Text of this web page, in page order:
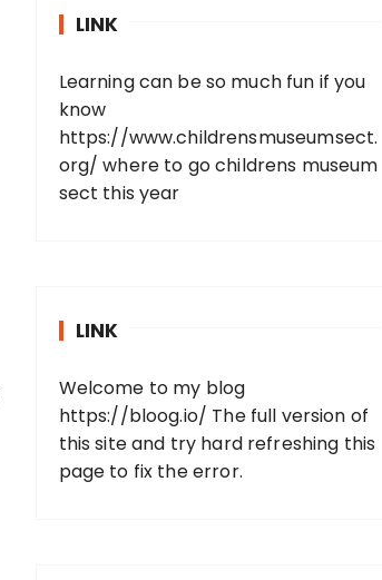
LINK
Learning can be so much fun if you
know
https://www.childrensmuseumsect.
org/ where to go childrens museum
sect this year
LINK
Welcome to my blog
https://bloog.io/ The full version of
this site and try hard refreshing this
page to fix the error.